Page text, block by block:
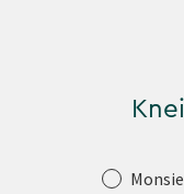
Salutation